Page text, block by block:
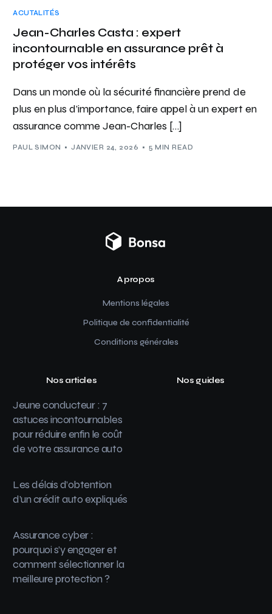
ACUTALITÉS
Jean-Charles Casta : expert
incontournable en assurance prêt à
protéger vos intérêts
Dans un monde où la sécurité financière prend de
plus en plus d’importance, faire appel à un expert en
assurance comme Jean-Charles […]
PAUL SIMON JANVIER 24, 2026 5 MIN READ
A propos
Mentions légales
Politique de confidentialité
Conditions générales
Nos articles
Jeune conducteur : 7
astuces incontournables
pour réduire enfin le coût
de votre assurance auto
Les délais d’obtention
d’un crédit auto expliqués
Assurance cyber :
pourquoi s’y engager et
comment sélectionner la
meilleure protection ?
Nos guides